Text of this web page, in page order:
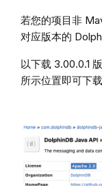
若您的项目非
对应版本的
以下载 3.00.0.1
所示位置即可下